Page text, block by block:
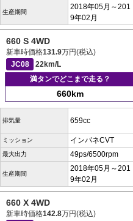
生産期間
2018年05月～201
9年02月
660 S 4WD
新車時価格131.9万円(税込)
JC08
22km/L
満タンでどこまで走る？
660km
排気量 659cc
ミッション インパネCVT
最大出力 49ps/6500rpm
生産期間
2018年05月～201
9年02月
660 X 4WD
新車時価格142.8万円(税込)